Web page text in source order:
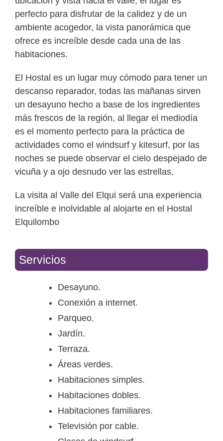
perfecto para disfrutar de la calidez y de un
ambiente acogedor, la vista panorámica que
ofrece es increíble desde cada una de las
habitaciones.
El Hostal es un lugar muy cómodo para tener un
descanso reparador, todas las mañanas sirven
un desayuno hecho a base de los ingredientes
más frescos de la región, al llegar el mediodía
es el momento perfecto para la práctica de
actividades como el windsurf y kitesurf, por las
noches se puede observar el cielo despejado de
vicuña y a ojo desnudo ver las estrellas.
La visita al Valle del Elqui será una experiencia
increíble e inolvidable al alojarte en el Hostal
Elquilombo
Servicios
Desayuno.
Conexión a internet.
Parqueo.
Jardín.
Terraza.
Áreas verdes.
Habitaciones simples.
Habitaciones dobles.
Habitaciones familiares.
Televisión por cable.